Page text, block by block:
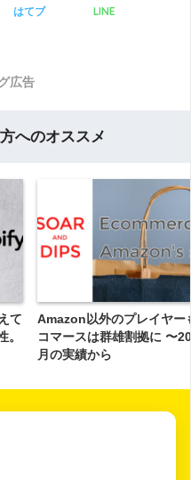
はてブ LINE
広告
へのオススメ
て
。
Amazon以外のプレイヤー
コマースは群雄割拠に 〜
月の実績から